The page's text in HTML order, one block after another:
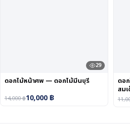
29
ดอกไม้หน้าศพ — ดอกไม้มีนบุรี
14,000฿10,000฿
ดอ
สม